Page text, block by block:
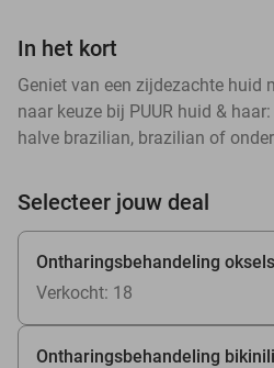
In het kort
Geniet van een zijdezachte huid
naar keuze bij PUUR huid &
halve brazilian, brazilian of
Selecteer jouw deal
Ontharingsbehandeling oksels
Verkocht: 18
Ontharingsbehandeling